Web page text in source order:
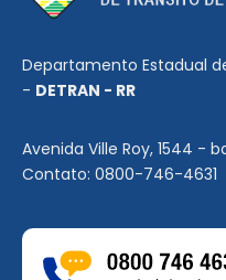
Departamento Estadual
- DETRAN - RR
Avenida Ville Roy, 1544 -
Contato: 0800-746-4631